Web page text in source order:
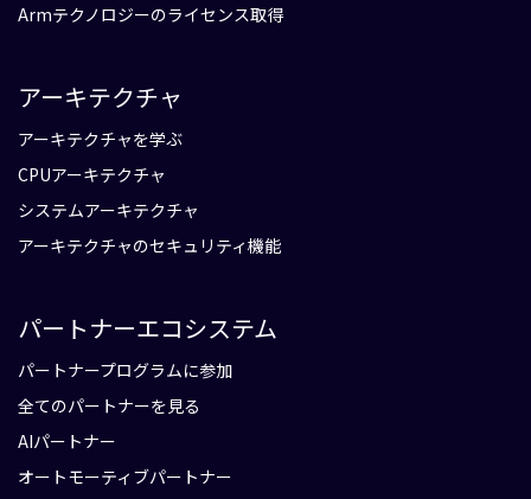
Armテクノロジーのライセンス取得
アーキテクチャ
アーキテクチャを学ぶ
CPUアーキテクチャ
システムアーキテクチャ
アーキテクチャのセキュリティ機能
パートナーエコシステム
パートナープログラムに参加
全てのパートナーを見る
AIパートナー
オートモーティブパートナー